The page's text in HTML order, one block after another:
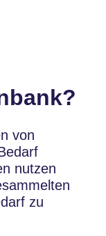
von
nutzen
zu